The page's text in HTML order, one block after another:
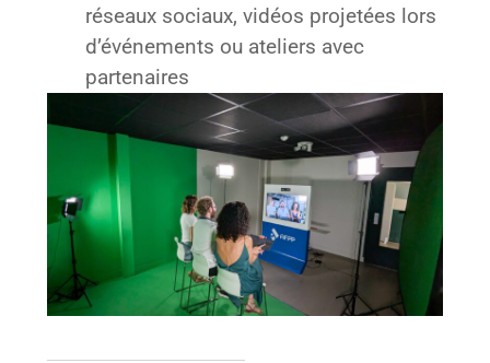
réseaux sociaux, vidéos projetées lors
d’événements ou ateliers avec
partenaires